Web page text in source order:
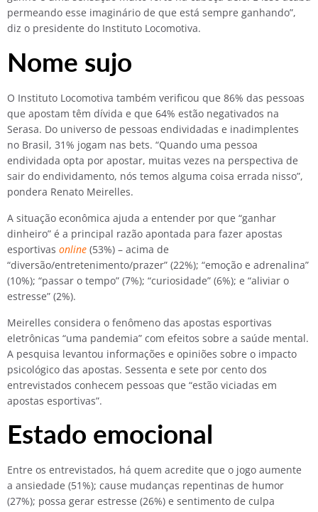
permeando esse imaginário de que está sempre ganhando”,
diz o presidente do Instituto Locomotiva.
Nome sujo
O Instituto Locomotiva também verificou que 86% das pessoas
que apostam têm dívida e que 64% estão negativados na
Serasa. Do universo de pessoas endividadas e inadimplentes
no Brasil, 31% jogam nas bets. “Quando uma pessoa
endividada opta por apostar, muitas vezes na perspectiva de
sair do endividamento, nós temos alguma coisa errada nisso”,
pondera Renato Meirelles.
A situação econômica ajuda a entender por que “ganhar
dinheiro” é a principal razão apontada para fazer apostas
esportivas online (53%) – acima de
“diversão/entretenimento/prazer” (22%); “emoção e adrenalina”
(10%); “passar o tempo” (7%); “curiosidade” (6%); e “aliviar o
estresse” (2%).
Meirelles considera o fenômeno das apostas esportivas
eletrônicas “uma pandemia” com efeitos sobre a saúde mental.
A pesquisa levantou informações e opiniões sobre o impacto
psicológico das apostas. Sessenta e sete por cento dos
entrevistados conhecem pessoas que “estão viciadas em
apostas esportivas”.
Estado emocional
Entre os entrevistados, há quem acredite que o jogo aumente
a ansiedade (51%); cause mudanças repentinas de humor
(27%); possa gerar estresse (26%) e sentimento de culpa